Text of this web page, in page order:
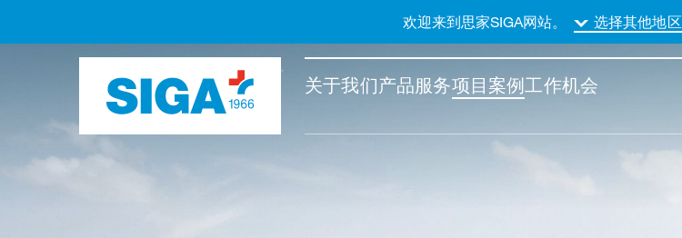
关于我们产品服务项目案例工作机会
欢迎来到思家SIGA网站。 选择其他地区